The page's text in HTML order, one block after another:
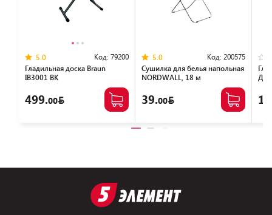
5.0 Код: 79200
Гладильная доска Braun
IB3001 BK
499.00
5.0 Код: 200575
Сушилка для белья напольная
NORDWALL, 18 м
39.00